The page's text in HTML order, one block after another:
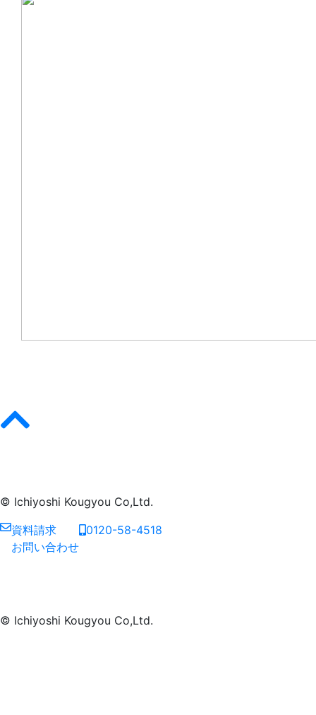
© Ichiyoshi Kougyou Co,Ltd.
資料請求
お問い合わせ
0120-58-4518
© Ichiyoshi Kougyou Co,Ltd.